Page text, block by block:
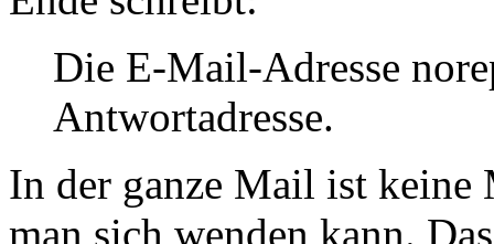
Die E-Mail-Adresse
Antwortadresse.
In der ganze Mail ist keine
man sich wenden kann.